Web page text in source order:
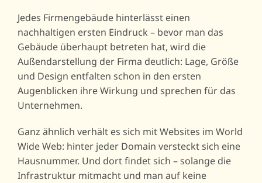
Jedes Firmengebäude hinterlässt einen
nachhaltigen ersten Eindruck – bevor man das
Gebäude überhaupt betreten hat, wird die
Außendarstellung der Firma deutlich: Lage, Größe
und Design entfalten schon in den ersten
Augenblicken ihre Wirkung und sprechen für das
Unternehmen.
Ganz ähnlich verhält es sich mit Websites im World
Wide Web: hinter jeder Domain versteckt sich eine
Hausnummer. Und dort findet sich – solange die
Infrastruktur mitmacht und man auf keine